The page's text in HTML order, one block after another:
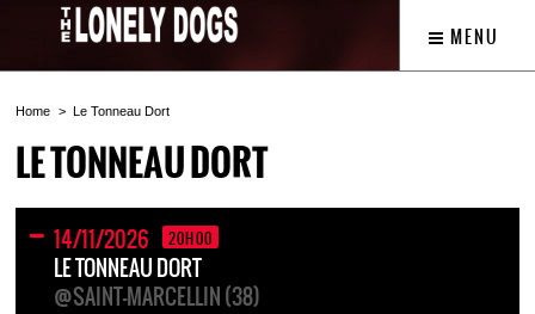
MENU
Home Le Tonneau Dort
LE TONNEAU DORT
14/11/2026 20H00
LE TONNEAU DORT
@SAINT-MARCELLIN (38)